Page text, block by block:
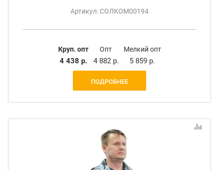
Артикул: СОЛКОМ00194
Круп. опт
4 438 р.
Опт
4 882 р.
Мелкий опт
5 859 р.
ПОДРОБНЕЕ